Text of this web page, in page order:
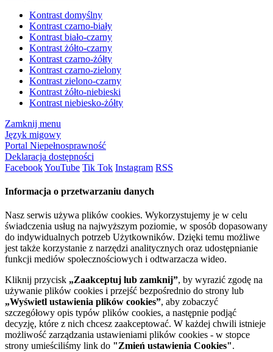
Kontrast domyślny
Kontrast czarno-biały
Kontrast biało-czarny
Kontrast żółto-czarny
Kontrast czarno-żółty
Kontrast czarno-zielony
Kontrast zielono-czarny
Kontrast żółto-niebieski
Kontrast niebiesko-żółty
Zamknij menu
Język migowy
Portal Niepełnosprawność
Deklaracja dostępności
FacebookYouTube Tik Tok Instagram RSS
Informacja o przetwarzaniu danych
Nasz serwis używa plików cookies. Wykorzystujemy je w celu
świadczenia usług na najwyższym poziomie, w sposób dopasowany
do indywidualnych potrzeb Użytkowników. Dzięki temu możliwe
jest także korzystanie z narzędzi analitycznych oraz udostępnianie
funkcji mediów społecznościowych i odtwarzacza wideo.
Kliknij przycisk „Zaakceptuj lub zamknij”, by wyrazić zgodę na
używanie plików cookies i przejść bezpośrednio do strony lub
„Wyświetl ustawienia plików cookies”, aby zobaczyć
szczegółowy opis typów plików cookies, a następnie podjąć
decyzję, które z nich chcesz zaakceptować. W każdej chwili istnieje
możliwość zarządzania ustawieniami plików cookies - w stopce
strony umieściliśmy link do "Zmień ustawienia Cookies".